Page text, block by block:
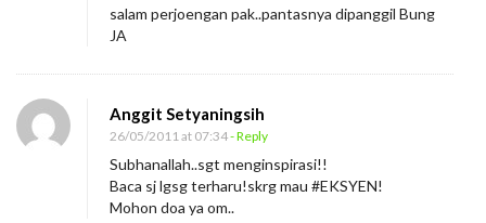
s
a
l
H
salam perjoengan pak..pantasnya dipanggil Bung
JA
Anggit Setyaningsih
26/05/2011 at 07:34- Reply
Subhanallah..sgt menginspirasi!!
Baca sj lgsg terharu!skrg mau #EKSYEN!
Mohon doa ya om..